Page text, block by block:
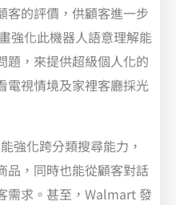
客的評價，供顧客進一步
強化此機器人語意理解能
題，來提供超級個人化的
電視情境及家裡客廳採光
強化跨分類搜尋能力，
品，同時也能從顧客對話
需求。甚至，Walmart 發